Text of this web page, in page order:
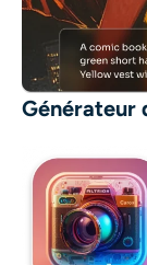
Générateur